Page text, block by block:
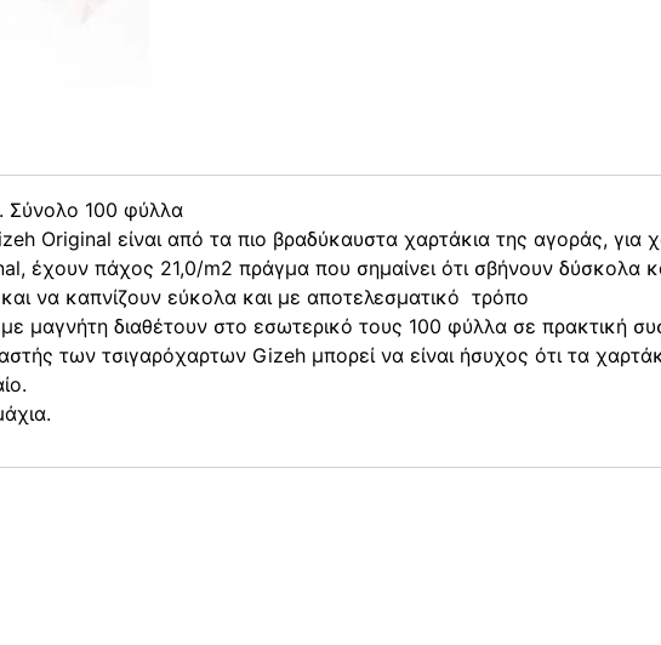
Σύνολο 100 φύλλα
Original είναι από τα πιο βραδύκαυστα χαρτάκια της αγοράς, για
έχουν πάχος 21,0/m2 πράγμα που σημαίνει ότι σβήνουν δύσκολα
να καπνίζουν εύκολα και με αποτελεσματικό τρόπο
μαγνήτη διαθέτουν στο εσωτερικό τους 100 φύλλα σε πρακτική
των τσιγαρόχαρτων Gizeh μπορεί να είναι ήσυχος ότι τα